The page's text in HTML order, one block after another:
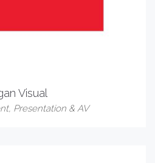
Visual
, Presentation & AV